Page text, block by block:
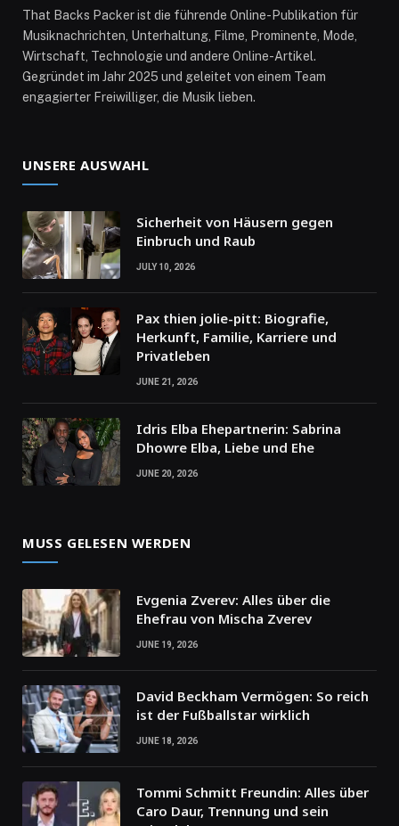
That Backs Packer ist die führende Online-Publikation für
Musiknachrichten, Unterhaltung, Filme, Prominente, Mode,
Wirtschaft, Technologie und andere Online-Artikel.
Gegründet im Jahr 2025 und geleitet von einem Team
engagierter Freiwilliger, die Musik lieben.
UNSERE AUSWAHL
Sicherheit von Häusern gegen
Einbruch und Raub
JULY 10, 2026
Pax thien jolie-pitt: Biografie,
Herkunft, Familie, Karriere und
Privatleben
JUNE 21, 2026
Idris Elba Ehepartnerin: Sabrina
Dhowre Elba, Liebe und Ehe
JUNE 20, 2026
MUSS GELESEN WERDEN
Evgenia Zverev: Alles über die
Ehefrau von Mischa Zverev
JUNE 19, 2026
David Beckham Vermögen: So reich
ist der Fußballstar wirklich
JUNE 18, 2026
Tommi Schmitt Freundin: Alles über
Caro Daur, Trennung und sein